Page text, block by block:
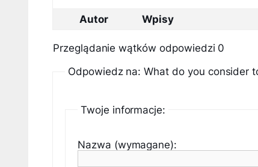
Autor Wpisy
Przeglądanie wątków odpowiedzi 0
Odpowiedz na: What do you consider
Twoje informacje:
Nazwa (wymagane):